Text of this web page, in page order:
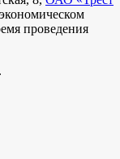
проведения